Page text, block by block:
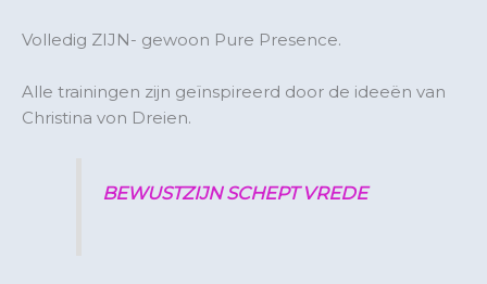
Volledig ZIJN- gewoon Pure Presence.
Alle trainingen zijn geïnspireerd door de ideeën van
Christina von Dreien.
BEWUSTZIJN SCHEPT VREDE